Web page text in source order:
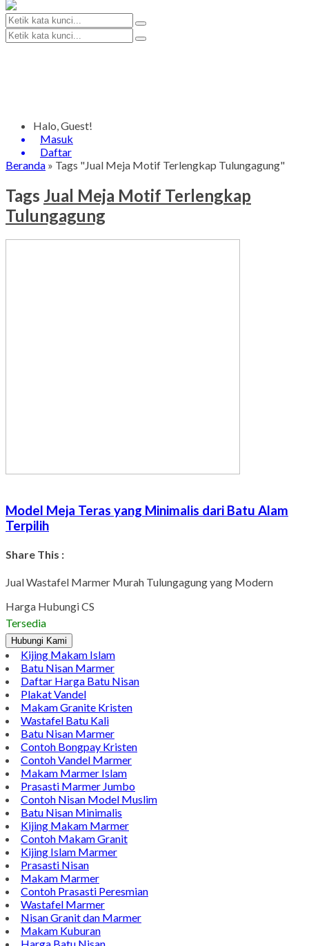
Halo, Guest!
Masuk
Daftar
Beranda » Tags "Jual Meja Motif Terlengkap Tulungagung"
Tags Jual Meja Motif Terlengkap
Tulungagung
Model Meja Teras yang Minimalis dari Batu Alam
Terpilih
Share This :
Facebook
Twitter
WhatsApp
Pinterest
LinkedIn
Tumblr
Gmail
Jual Wastafel Marmer Murah Tulungagung yang Modern
Harga Hubungi CS
Tersedia
Hubungi Kami
Kijing Makam Islam
Batu Nisan Marmer
Daftar Harga Batu Nisan
Plakat Vandel
Makam Granite Kristen
Wastafel Batu Kali
Batu Nisan Marmer
Contoh Bongpay Kristen
Contoh Vandel Marmer
Makam Marmer Islam